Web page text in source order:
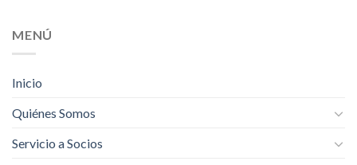
MENÚ
Inicio
Quiénes Somos
Servicio a Socios